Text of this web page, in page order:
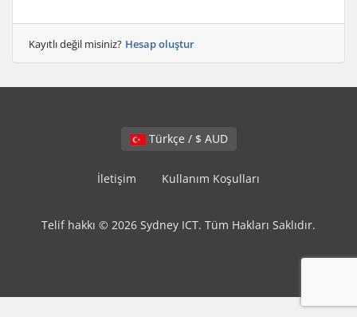
Kayıtlı değil misiniz? Hesap oluştur
Türkçe / $ AUD
İletişim Kullanım Koşulları
Telif hakkı © 2026 Sydney ICT. Tüm Hakları Saklıdır.